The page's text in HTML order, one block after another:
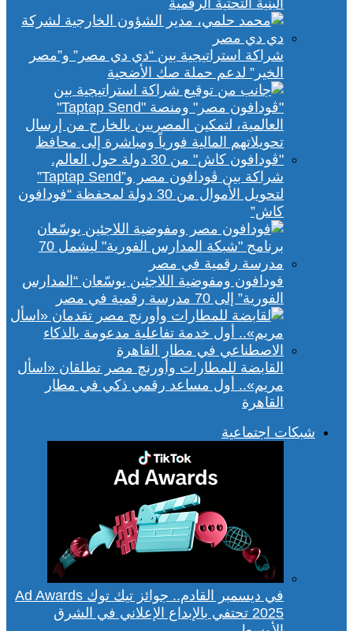
شراكة استراتيجية بين “دي دي مصر” و”مصر
الخير” لدعم حملة صك الأضحية
شراكة بين ڤودافون مصر و”Taptap Send”
لتحويل الأموال من 30 دولة لمحفظة “فودافون
كاش”
فودافون ومفوضية اللاجئين يوسّعان “المدارس
الفورية” إلى 70 مدرسة رقمية في مصر
القابضة للمطارات وأورنچ مصر تطلقان «اسأل
مريم».. أول مساعد رقمي ذكي في مطار
القاهرة
شبكات اجتماعية
في ديسمبر القادم.. جوائز تيك توك Ad Awards
2025 تحتفي بالإبداع الإعلاني في الشرق